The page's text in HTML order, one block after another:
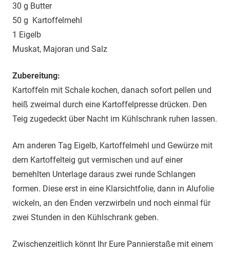
30 g Butter
50 g Kartoffelmehl
1 Eigelb
Muskat, Majoran und Salz
Zubereitung:
Kartoffeln mit Schale kochen, danach sofort pellen und
heiß zweimal durch eine Kartoffelpresse drücken. Den
Teig zugedeckt über Nacht im Kühlschrank ruhen lassen.
Am anderen Tag Eigelb, Kartoffelmehl und Gewürze mit
dem Kartoffelteig gut vermischen und auf einer
bemehlten Unterlage daraus zwei runde Schlangen
formen. Diese erst in eine Klarsichtfolie, dann in Alufolie
wickeln, an den Enden verzwirbeln und noch einmal für
zwei Stunden in den Kühlschrank geben.
Zwischenzeitlich könnt Ihr Eure Pannierstaße mit einem